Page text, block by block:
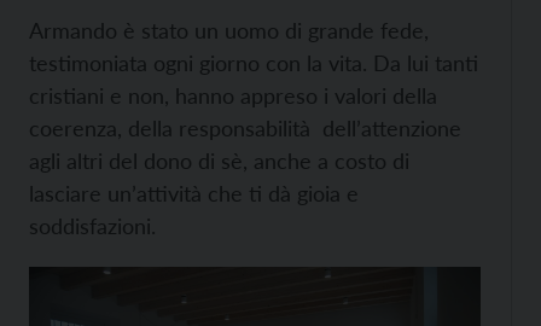
Armando è stato un uomo di grande fede,
testimoniata ogni giorno con la vita. Da lui tanti
cristiani e non, hanno appreso i valori della
coerenza, della responsabilità dell’attenzione
agli altri del dono di sè, anche a costo di
lasciare un’attività che ti dà gioia e
soddisfazioni.